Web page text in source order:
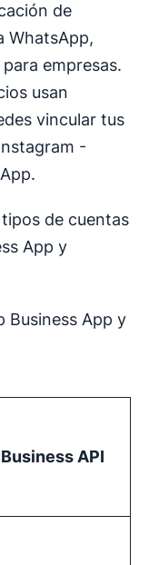
de
WhatsApp,
empresas.
usan
vincular tus
-
de cuentas
App y
Business App y
API